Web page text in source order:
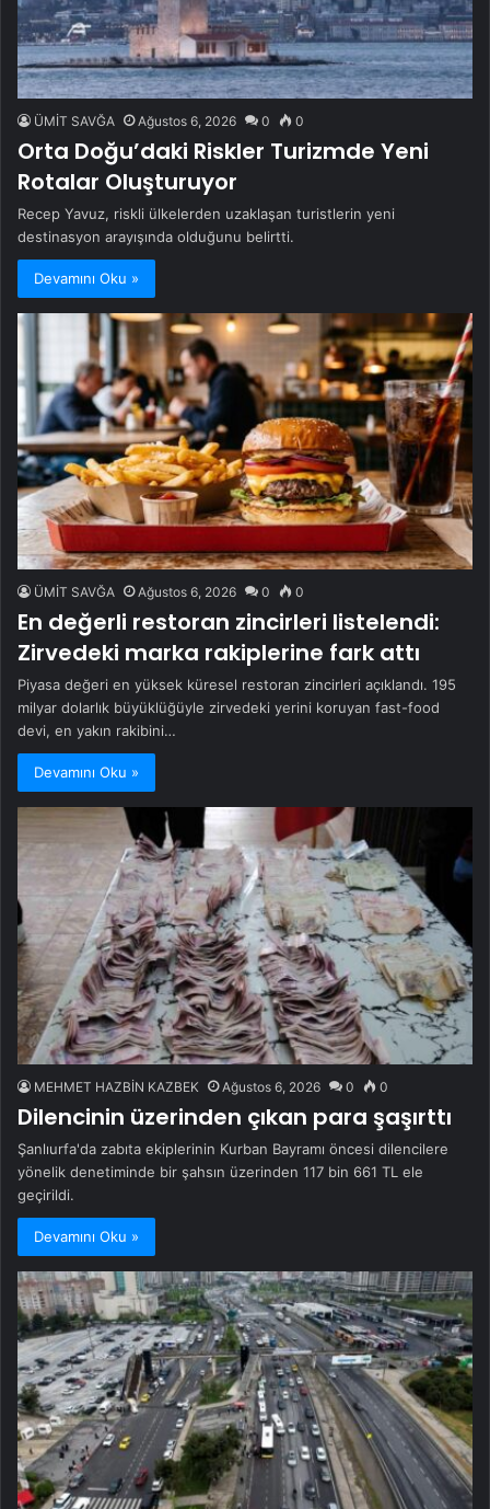
ÜMİT SAVĞA Ağustos 6, 2026 0 0
Orta Doğu’daki Riskler Turizmde Yeni
Rotalar Oluşturuyor
Recep Yavuz, riskli ülkelerden uzaklaşan turistlerin yeni
destinasyon arayışında olduğunu belirtti.
Devamını Oku »
ÜMİT SAVĞA Ağustos 6, 2026 0 0
En değerli restoran zincirleri listelendi:
Zirvedeki marka rakiplerine fark attı
Piyasa değeri en yüksek küresel restoran zincirleri açıklandı. 195
milyar dolarlık büyüklüğüyle zirvedeki yerini koruyan fast-food
devi, en yakın rakibini…
Devamını Oku »
MEHMET HAZBİN KAZBEK Ağustos 6, 2026 0 0
Dilencinin üzerinden çıkan para şaşırttı
Şanlıurfa'da zabıta ekiplerinin Kurban Bayramı öncesi dilencilere
yönelik denetiminde bir şahsın üzerinden 117 bin 661 TL ele
geçirildi.
Devamını Oku »